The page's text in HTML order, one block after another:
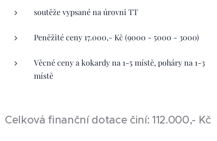
soutěže vypsané na úrovni TT
Peněžité ceny 17.000,- Kč (9000 - 5000 - 3000)
Věcné ceny a kokardy na 1-5 místě, poháry na 1-3
místě
Celková finanční dotace činí: 112.000,- Kč